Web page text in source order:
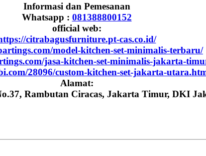
Informasi dan Pemesanan
Whatsapp : 081388800152
official web:
citrabagusfurniture.pt-cas.co.id/
model-kitchen-set-minimalis-terbaru/
jasa-kitchen-set-minimalis-jakarta-
28096/custom-kitchen-set-jakarta-
Alamat:
Rambutan Ciracas, Jakarta Timur, DKI